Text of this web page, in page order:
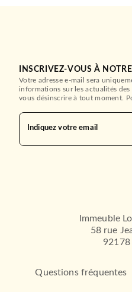
INSCRIVEZ-VOUS À
Votre adresse e-mail sera
informations sur les actualités
vous désinscrire à tout moment.
Indiquez votre email
Immeuble
58 rue
92178
Questions fréquentes